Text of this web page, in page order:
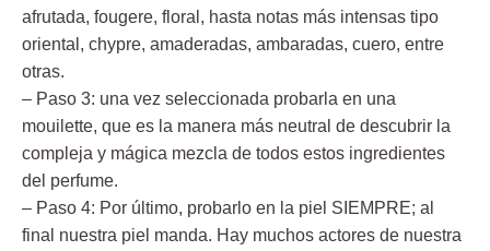
afrutada, fougere, floral, hasta notas más intensas tipo
oriental, chypre, amaderadas, ambaradas, cuero, entre
otras.
– Paso 3: una vez seleccionada probarla en una
mouilette, que es la manera más neutral de descubrir la
compleja y mágica mezcla de todos estos ingredientes
del perfume.
– Paso 4: Por último, probarlo en la piel SIEMPRE; al
final nuestra piel manda. Hay muchos actores de nuestra